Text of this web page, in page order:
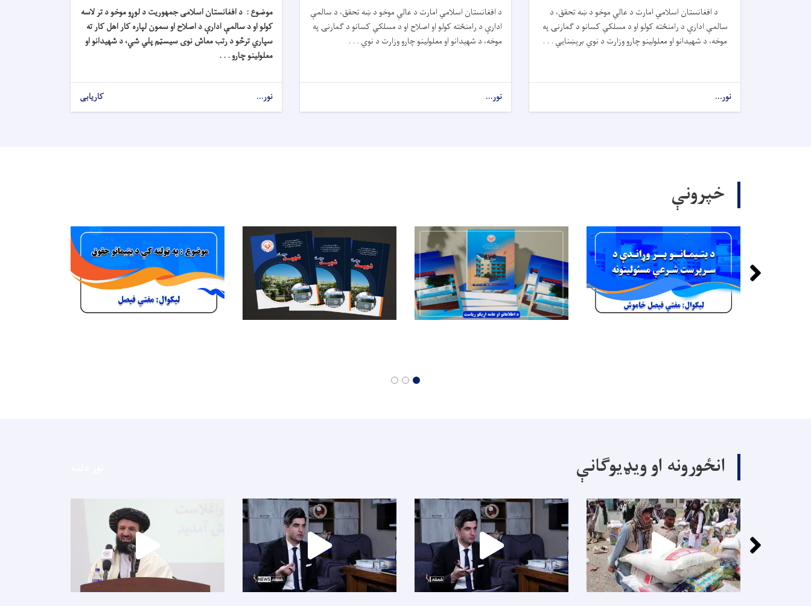
د افغانستان اسلامي امارت د عالي موخو د ښه تحقق، د
سالمې ادارې د رامنځته کولو او د مسلکي کسانو د ګمارنۍ په
موخه، د شهیدانو او معلولینو چارو وزارت د نوي برېښنایي . . .
نور...
د افغانستان اسلامي امارت د عالي موخو د ښه تحقق، د سالمې
ادارې د رامنځته کولو او اصلاح او د مسلکي کسانو د ګمارنۍ په
موخه، د شهیدانو او معلولینو چارو وزارت د نوي . . .
نور...
موضوع : د افغانستان اسلامی جمهوریت د لوړو موخو د تر لاسه
کولو او د سالمې ادارې د اصلاح او سمون لپاره کار اهل کار ته
سپاري ترڅو د رتب معاش نوی سیسټم پلي شي، د شهیدانو او
معلولینو چارو . . .
نور... کاریابی
خپرونې
انځورونه او ویډیوګانې